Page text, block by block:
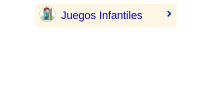
Juegos Infantiles